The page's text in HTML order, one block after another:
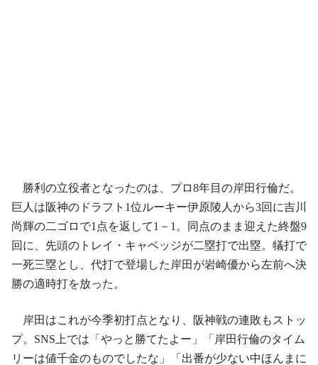
勝利の立役者となったのは、プロ8年目の岸田行倫だ。
巨人は阪神のドラフト1位ルーキー伊原陵人から3回に吉川
尚輝の二ゴロで1点を返して1－1。同点のまま迎えた終盤9
回に、先頭のトレイ・キャベッジが二塁打で出塁。犠打で
一死三塁とし、代打で登場した岸田が岩崎優から左前へ決
勝の適時打を放った。
岸田はこれが今季初打点となり、阪神戦の連敗もストッ
プ。SNS上では「やっと勝てたよー」「岸田行倫のタイム
リーは値千金のものでしたな」「出番が少ない中ほんまに